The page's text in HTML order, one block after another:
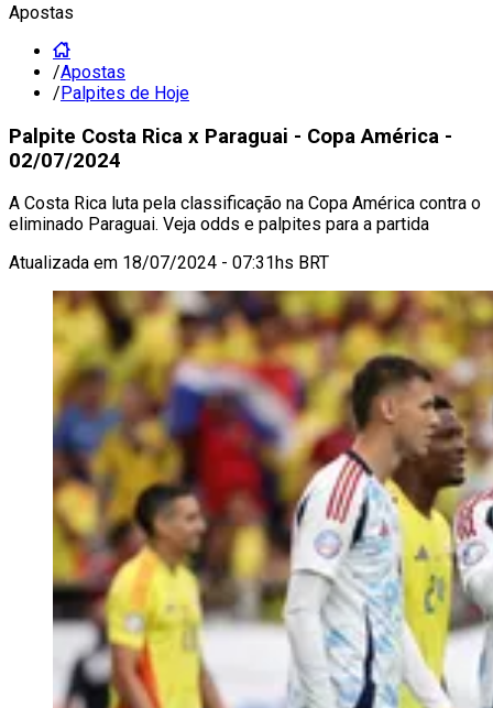
Apostas
/Apostas
/Palpites de Hoje
Palpite Costa Rica x Paraguai - Copa América -
02/07/2024
A Costa Rica luta pela classificação na Copa América contra o
eliminado Paraguai. Veja odds e palpites para a partida
Atualizada em 18/07/2024 - 07:31hs BRT